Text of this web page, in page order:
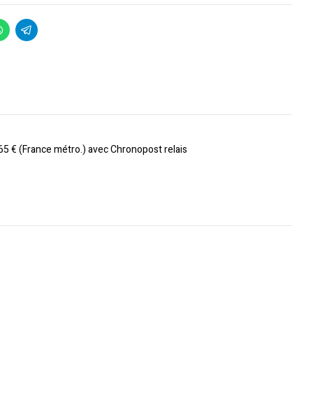
€ (France métro.) avec Chronopost relais